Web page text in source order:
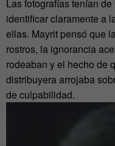
Las fotografías tenían
identificar claramente a
ellas. Mayrit pensó que
rostros, la ignorancia
rodeaban y el hecho de
distribuyera arrojaba
de culpabilidad.